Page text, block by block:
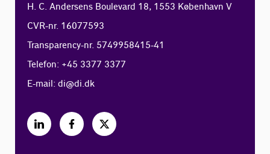
H. C. Andersens Boulevard 18, 1553 København V
CVR-nr. 16077593
Transparency-nr. 5749958415-41
Telefon: +45 3377 3377
E-mail:di@di.dk